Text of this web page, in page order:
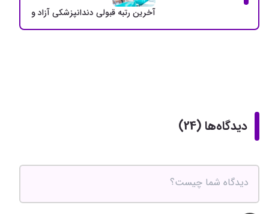
آخرین رتبه قبولی دندانپزشکی آزاد و دولتی +
دیدگاه‌ها (24)